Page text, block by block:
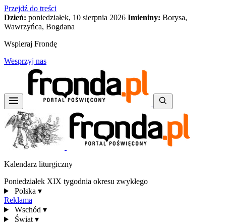
Przejdź do treści
Dzień: poniedziałek, 10 sierpnia 2026 Imieniny: Borysa,
Wawrzyńca, Bogdana
Wspieraj Frondę
Wesprzyj nas
Kalendarz liturgiczny
Poniedziałek XIX tygodnia okresu zwykłego
Polska ▾
Reklama
Wschód ▾
Świat ▾